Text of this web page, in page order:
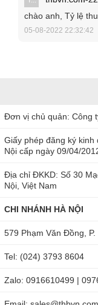
0904810817 hoặc
Ngoài ra, bạn cũng
chào anh, Tỷ lệ
05-08-2022 22:32:42
Đơn vị chủ quản: Công
Giấy phép đăng ký
Nội cấp ngày 09/04/
Địa chỉ ĐKKD: Số 30
Nội, Việt Nam
CHI NHÁNH HÀ NỘI
579 Phạm Văn Đồng,
Tel: (024) 3793 8604
Zalo: 0916610499 |